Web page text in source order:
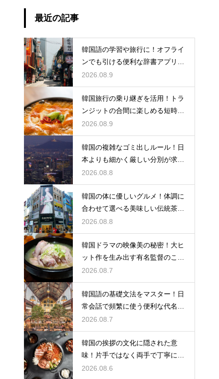
最近の記事
韓国語の学習や旅行に！オフライ
ンでも引ける便利な辞書アプリの
活用法
2026.08.9
韓国旅行の乗り継ぎを活用！トラ
ンジットの合間に楽しめる短時間
の観光
2026.08.9
韓国の複雑なゴミ出しルール！日
本よりも細かく厳しい分別が求め
られる理由
2026.08.8
韓国の体に優しいグルメ！体調に
合わせて選べる美味しい伝統茶の
驚きの効能
2026.08.8
韓国ドラマの映像美の秘密！大ヒ
ット作を生み出す有名監督のこだ
わりの特徴
2026.08.7
韓国語の基礎文法をマスター！日
常会話で頻繁に使う便利な代名詞
の一覧
2026.08.7
韓国の挨拶の文化に隠された意
味！片手ではなく両手で丁寧に握
手する理由
2026.08.6